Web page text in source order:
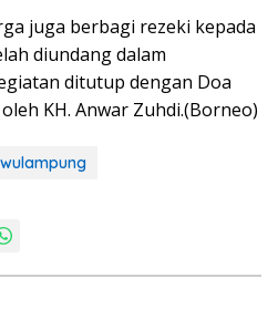
juga berbagi rezeki kepada
diundang dalam
ditutup dengan Doa
KH. Anwar Zuhdi.(Borneo)